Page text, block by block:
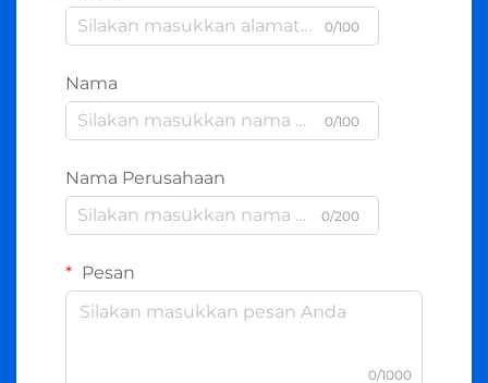
0/100
Nama
0/100
Nama Perusahaan
0/200
Pesan
0/1000